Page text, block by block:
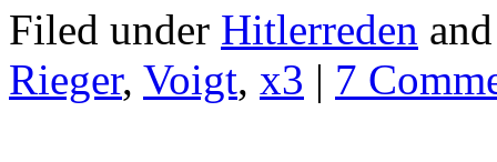
Filed under Hitlerreden
Rieger, Voigt, x3 | 7